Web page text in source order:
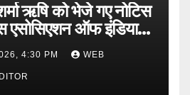
ऋषि को भेजे गए नोटिस
एसोसिएशन ऑफ इंडिया
4:30 PM WEB